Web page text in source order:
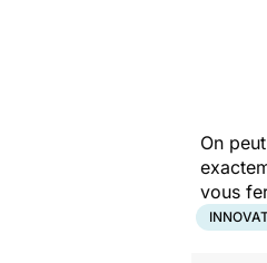
On
vous